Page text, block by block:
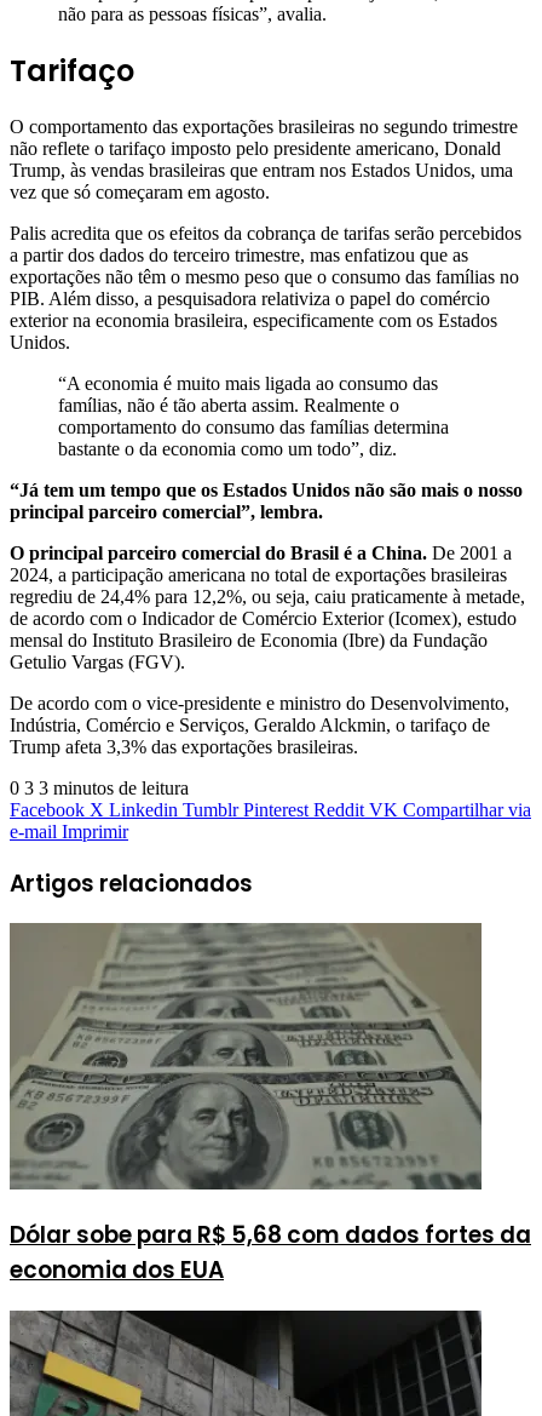
não para as pessoas físicas”, avalia.
Tarifaço
O comportamento das exportações brasileiras no segundo trimestre
não reflete o tarifaço imposto pelo presidente americano, Donald
Trump, às vendas brasileiras que entram nos Estados Unidos, uma
vez que só começaram em agosto.
Palis acredita que os efeitos da cobrança de tarifas serão percebidos
a partir dos dados do terceiro trimestre, mas enfatizou que as
exportações não têm o mesmo peso que o consumo das famílias no
PIB. Além disso, a pesquisadora relativiza o papel do comércio
exterior na economia brasileira, especificamente com os Estados
Unidos.
“A economia é muito mais ligada ao consumo das
famílias, não é tão aberta assim. Realmente o
comportamento do consumo das famílias determina
bastante o da economia como um todo”, diz.
“Já tem um tempo que os Estados Unidos não são mais o nosso
principal parceiro comercial”, lembra.
O principal parceiro comercial do Brasil é a China. De 2001 a
2024, a participação americana no total de exportações brasileiras
regrediu de 24,4% para 12,2%, ou seja, caiu praticamente à metade,
de acordo com o Indicador de Comércio Exterior (Icomex), estudo
mensal do Instituto Brasileiro de Economia (Ibre) da Fundação
Getulio Vargas (FGV).
De acordo com o vice-presidente e ministro do Desenvolvimento,
Indústria, Comércio e Serviços, Geraldo Alckmin, o tarifaço de
Trump afeta 3,3% das exportações brasileiras.
0 3 3 minutos de leitura
Facebook X Linkedin Tumblr Pinterest Reddit VK Compartilhar via
e-mail Imprimir
Artigos relacionados
Dólar sobe para R$ 5,68 com dados fortes da
economia dos EUA